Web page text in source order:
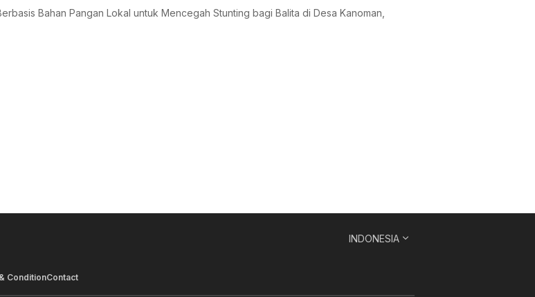
Bahan Pangan Lokal untuk Mencegah Stunting bagi Balita di Desa Kanoman,
INDONESIA
ConditionContact